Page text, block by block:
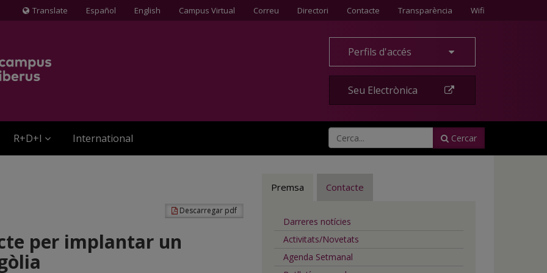
Icona
Translate Español English Campus Virtual Correu Directori Contacte
Contacte Transparència Wifi
Perfils d'accés
Seu Electrònica
R+D+I International Cercar
Descarregar pdf
per implantar un
Premsa Contacte
Darreres notícies
Activitats/Novetats
Agenda Setmanal